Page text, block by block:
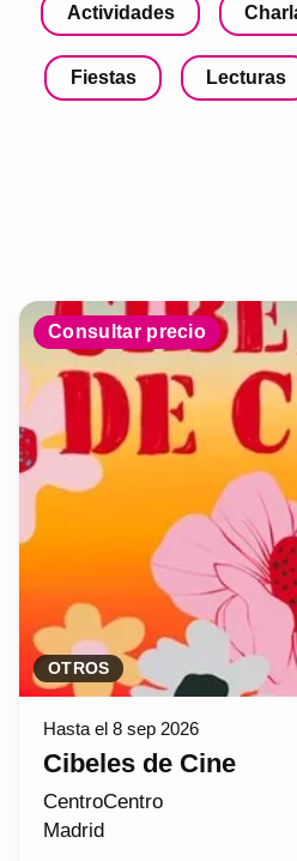
Actividades
Fiestas Lecturas
Consultar precio
OTROS
Hasta el 8 sep 2026
Cibeles de Cine
CentroCentro
Madrid